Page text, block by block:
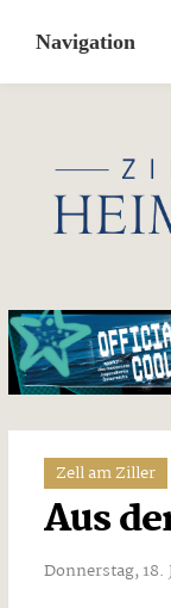
content
Zell am Ziller
Aus
Donnerstag, 18.